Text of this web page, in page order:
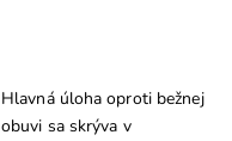
Hlavná úloha oproti bežnej
obuvi sa skrýva v